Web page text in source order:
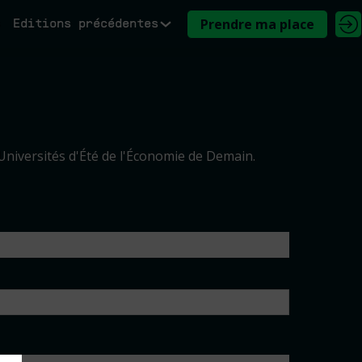
Editions précédentes Prendre ma place
d'Été de l'Économie de Demain.